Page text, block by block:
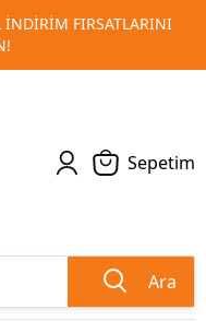
VE MATBAA
Sepetim
Ara